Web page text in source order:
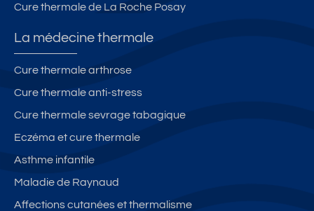
Cure thermale de La Roche Posay
La médecine thermale
Cure thermale arthrose
Cure thermale anti-stress
Cure thermale sevrage tabagique
Eczéma et cure thermale
Asthme infantile
Maladie de Raynaud
Affections cutanées et thermalisme